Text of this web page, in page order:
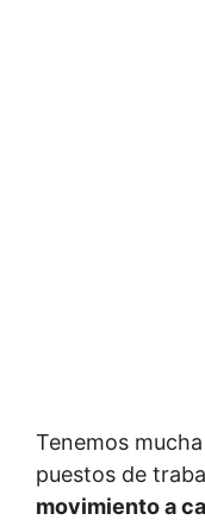
Tenemos
puestos de
movimiento a